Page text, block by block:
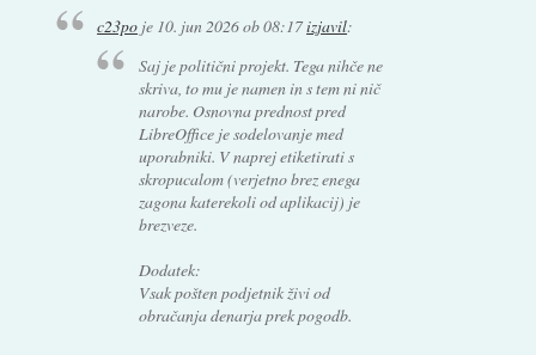
c23po je 10. jun 2026 ob 08:17izjavil:
Saj je politični projekt. Tega nihče ne
skriva, to mu je namen in s tem ni nič
narobe. Osnovna prednost pred
LibreOffice je sodelovanje med
uporabniki. V naprej etiketirati s
skropucalom (verjetno brez enega
zagona katerekoli od aplikacij) je
brezveze.
Dodatek:
Vsak pošten podjetnik živi od
obračanja denarja prek pogodb.